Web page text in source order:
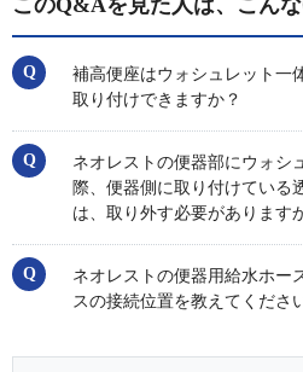
このQ&Aを見た人は、こん
補高便座はウォシュレット一
取り付けできますか？
ネオレストの便器部にウォシ
際、便器側に取り付けている
は、取り外す必要があります
ネオレストの便器用給水ホー
スの接続位置を教えてくださ